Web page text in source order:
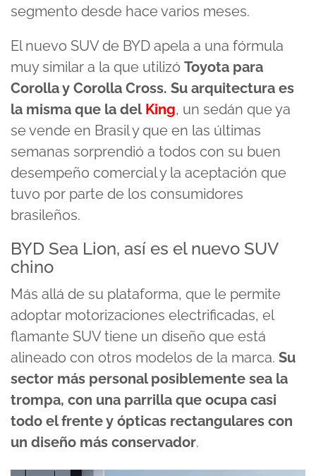
segmento desde hace varios meses.
El nuevo SUV de BYD apela a una fórmula
muy similar a la que utilizó Toyota para
Corolla y Corolla Cross. Su arquitectura es
la misma que la del King, un sedán que ya
se vende en Brasil y que en las últimas
semanas sorprendió a todos con su buen
desempeño comercial y la aceptación que
tuvo por parte de los consumidores
brasileños.
BYD Sea Lion, así es el nuevo SUV
chino
Más allá de su plataforma, que le permite
adoptar motorizaciones electrificadas, el
flamante SUV tiene un diseño que está
alineado con otros modelos de la marca. Su
sector más personal posiblemente sea la
trompa, con una parrilla que ocupa casi
todo el frente y ópticas rectangulares con
un diseño más conservador.